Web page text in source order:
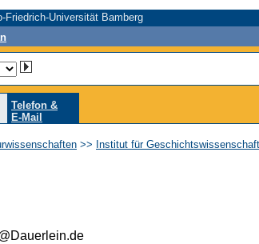
Friedrich-Universität Bamberg
Telefon &
E-Mail
>> Institut für